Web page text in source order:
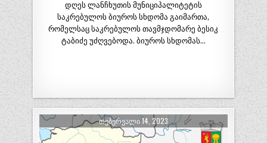
დღეს ლანჩხუთის მუნიციპალიტეტის
საკრებულოს ბიუროს სხდომა გაიმართა,
რომელსაც საკრებულოს თავმჯდომარე ბესიკ
ტაბიძე უძღვებოდა. ბიუროს სხდომას…
ᲗᲔᲑᲔᲠᲕᲐᲚᲘ 14, 2023